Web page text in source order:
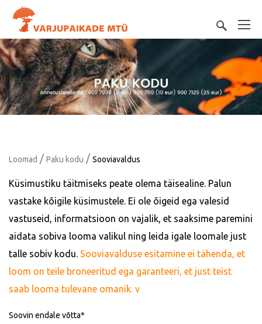
Loomad / Paku kodu / Sooviavaldus
Küsimustiku täitmiseks peate olema täisealine. Palun
vastake kõigile küsimustele. Ei ole õigeid ega valesid
vastuseid, informatsioon on vajalik, et saaksime paremini
aidata sobiva looma valikul ning leida igale loomale just
talle sobiv kodu. Sooviavalduse esitamine ei tähenda, et
loom on teile broneeritud ega garanteeri, et just teist
saab looma tulevane omanik. v
Soovin endale võtta